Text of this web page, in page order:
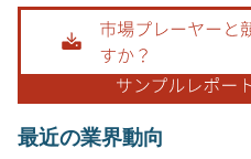
画像 © Mordor Intelligence。再利用に
最近の業界動向